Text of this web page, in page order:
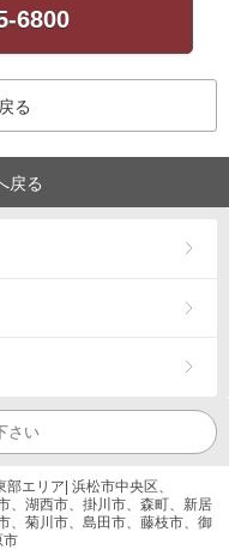
6800
る
戻る
エリア| 浜松市中央区、
、湖西市、掛川市、森町、新居
、菊川市、島田市、藤枝市、御
市